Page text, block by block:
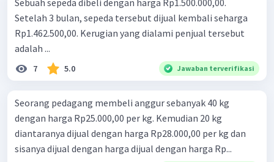
Setelah 3 bulan, sepeda tersebut dijual kembali seharga
Rp1.462.500,00. Kerugian yang dialami penjual tersebut
adalah ...
7 5.0 Jawaban terverifikasi
Seorang pedagang membeli anggur sebanyak 40 kg
dengan harga Rp25.000,00 per kg. Kemudian 20 kg
diantaranya dijual dengan harga Rp28.000,00 per kg dan
sisanya dijual dengan harga dijual dengan harga Rp...